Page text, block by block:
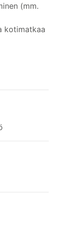
(mm.
kotimatkaa